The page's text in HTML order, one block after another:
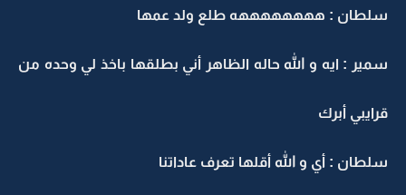
سلطان : ههههههههه طلع ولد عمها
سمير : ايه و الله حاله الظاهر أني بطلقها باخذ لي وحده من
قرايبي أبرك
سلطان : أي و الله أقلها تعرف عاداتنا